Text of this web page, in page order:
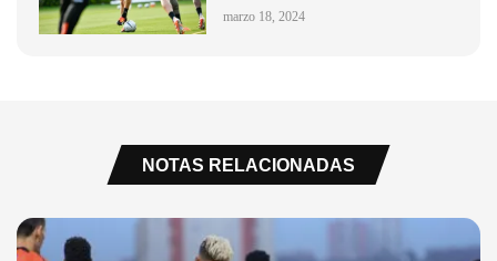
marzo 18, 2024
NOTAS RELACIONADAS